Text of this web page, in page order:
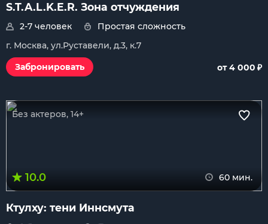
S.T.A.L.K.E.R. Зона отчуждения
2-7 человек
Простая сложность
г. Москва, ул.Руставели, д.3, к.7
Забронировать
от 4 000 ₽
Без актеров, 14+
10.0 60 мин.
Ктулху: тени Иннсмута